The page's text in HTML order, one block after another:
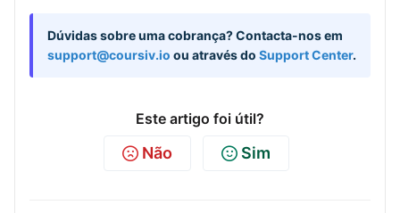
Dúvidas sobre uma cobrança?Contacta-nos em
support@coursiv.io ou através do Support Center.
Este artigo foi útil?
Não Sim